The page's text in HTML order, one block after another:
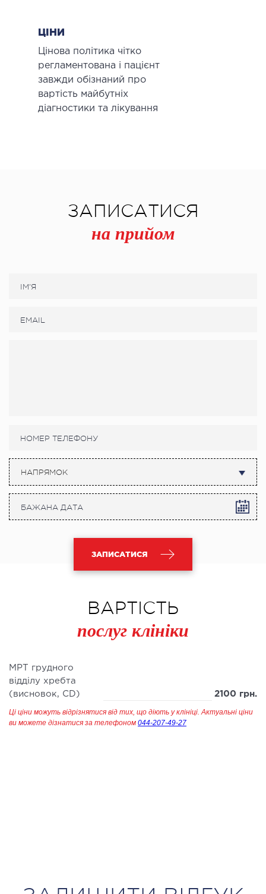
ЦІНИ
Цінова політика чітко
регламентована і пацієнт
завжди обізнаний про
вартість майбутніх
діагностики та лікування
ЗАПИСАТИСЯ
на прийом
НАПРЯМОК
ЗАПИСАТИСЯ
ВАРТІСТЬ
послуг клініки
МРТ грудного
вiддiлу хребта
(висновок, CD)
2100 грн.
Ці ціни можуть відрізнятися від тих, що діють у клініці. Актуальні ціни
ви можете дізнатися за телефоном 044-207-49-27